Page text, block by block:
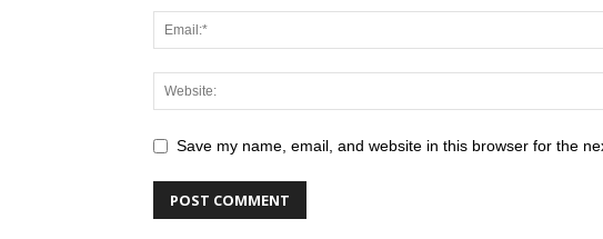
Save my name, email, and website in this browser for the